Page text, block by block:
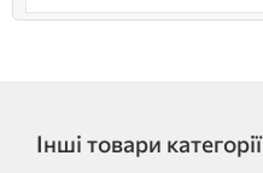
Інші товари категорії